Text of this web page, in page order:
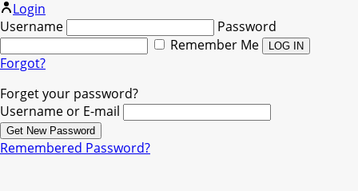
Login
Username
Password
Remember Me
Forgot?
Forget your password?
Username or E-mail
Remembered Password?